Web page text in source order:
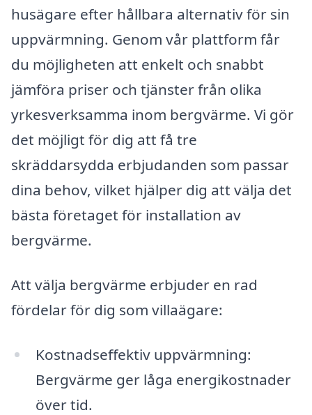
husägare efter hållbara alternativ för sin
uppvärmning. Genom vår plattform får
du möjligheten att enkelt och snabbt
jämföra priser och tjänster från olika
yrkesverksamma inom bergvärme. Vi gör
det möjligt för dig att få tre
skräddarsydda erbjudanden som passar
dina behov, vilket hjälper dig att välja det
bästa företaget för installation av
bergvärme.
Att välja bergvärme erbjuder en rad
fördelar för dig som villaägare:
Kostnadseffektiv uppvärmning:
Bergvärme ger låga energikostnader
över tid.